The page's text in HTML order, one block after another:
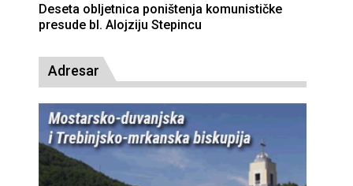
Deseta obljetnica poništenja komunističke
presude bl. Alojziju Stepincu
Adresar